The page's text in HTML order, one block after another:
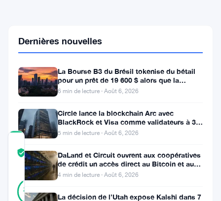
parie
l'infrastructure
TRUST
SCORE
Vérifié
88
RÉEL
8
Dernières nouvelles
La Bourse B3 du Brésil tokenise du bétail
pour un prêt de 19 600 $ alors que la
blockchain atteint la ferme
6 min de lecture · Août 6, 2026
Circle lance la blockchain Arc avec
BlackRock et Visa comme validateurs à 3
milliards de dollars
5 min de lecture · Août 6, 2026
DaLand et Circuit ouvrent aux coopératives
de crédit un accès direct au Bitcoin et aux
actifs numériques
4 min de lecture · Août 6, 2026
La décision de l’Utah expose Kalshi dans 7